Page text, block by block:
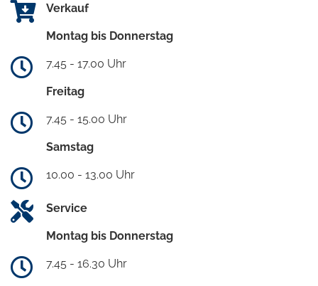
Verkauf
Montag bis Donnerstag
7.45 - 17.00 Uhr
Freitag
7.45 - 15.00 Uhr
Samstag
10.00 - 13.00 Uhr
Service
Montag bis Donnerstag
7.45 - 16.30 Uhr